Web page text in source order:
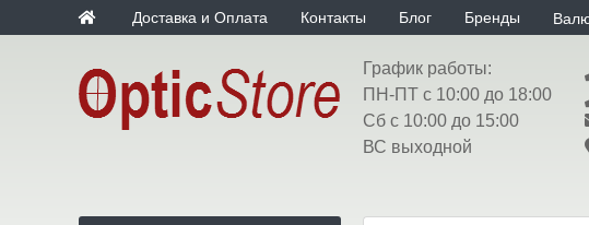
Доставка и Оплата Контакты Блог Бренды
График работы:
ПН-ПТ с 10:00 до 18:00
Сб с 10:00 до 15:00
ВС выходной